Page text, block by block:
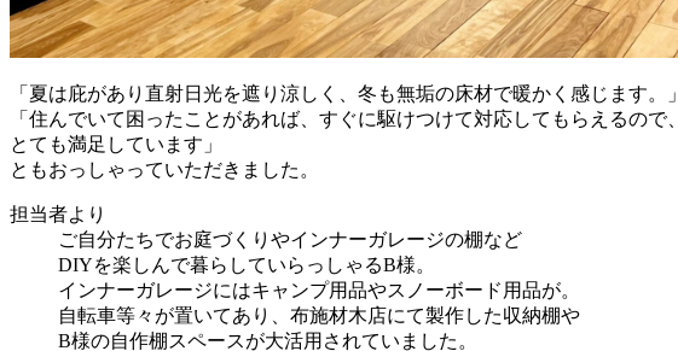
「夏は庇があり直射日光を遮り涼しく、冬も無垢の床材で暖かく感じます。」
「住んでいて困ったことがあれば、すぐに駆けつけて対応してもらえるので、
とても満足しています」
ともおっしゃっていただきました。
担当者より
ご自分たちでお庭づくりやインナーガレージの棚など
DIYを楽しんで暮らしていらっしゃるB様。
インナーガレージにはキャンプ用品やスノーボード用品が。
自転車等々が置いてあり、布施材木店にて製作した収納棚や
B様の自作棚スペースが大活用されていました。